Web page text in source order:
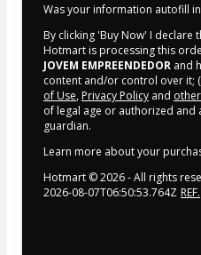
Was your information autofill
By clicking 'Buy Now' I declare
Hotmart is processing this
JOVEM EMPREENDEDOR and
content and/or control over it;
of Use, Privacy Policy and
of legal age or authorized and
guardian.
Learn more about your
Hotmart ©2026- All rights
2026-08-07T06:50:53.764Z REF.